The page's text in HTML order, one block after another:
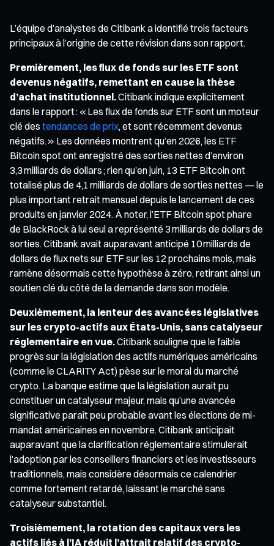
L’équipe d’analystes de Citibank a identifié trois facteurs
principaux à l’origine de cette révision dans son rapport.
Premièrement, les flux de fonds sur les ETF sont
devenus négatifs, remettant en cause la thèse
d’achat institutionnel.Citibank indique explicitement
dans le rapport : « Les flux de fonds sur ETF sont un moteur
clé des tendances de prix, et sont récemment devenus
négatifs. » Les données montrent qu’en 2026, les ETF
Bitcoin spot ont enregistré des sorties nettes d’environ
3,3 milliards de dollars ; rien qu’en juin, 13 ETF Bitcoin ont
totalisé plus de 4,1 milliards de dollars de sorties nettes — le
plus important retrait mensuel depuis le lancement de ces
produits en janvier 2024. À noter, l’ETF Bitcoin spot phare
de BlackRock à lui seul a représenté 3 milliards de dollars de
sorties. Citibank avait auparavant anticipé 10 milliards de
dollars de flux nets sur ETF sur les 12 prochains mois, mais
ramène désormais cette hypothèse à zéro, retirant ainsi un
soutien clé du côté de la demande dans son modèle.
Deuxièmement, la lenteur des avancées législatives
sur les crypto-actifs aux États-Unis, sans catalyseur
réglementaire en vue.Citibank souligne que le faible
progrès sur la législation des actifs numériques américains
(comme le CLARITY Act) pèse sur le moral du marché
crypto. La banque estime que la législation aurait pu
constituer un catalyseur majeur, mais qu’une avancée
significative paraît peu probable avant les élections de mi-
mandat américaines en novembre. Citibank anticipait
auparavant que la clarification réglementaire stimulerait
l’adoption par les conseillers financiers et les investisseurs
traditionnels, mais considère désormais ce calendrier
comme fortement retardé, laissant le marché sans
catalyseur substantiel.
Troisièmement, la rotation des capitaux vers les
actifs liés à l’IA réduit l’attrait relatif des crypto-